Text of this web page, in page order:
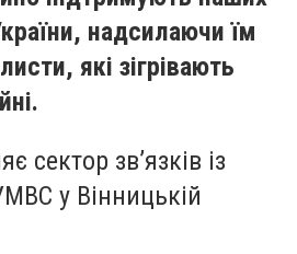
надсилаючи їм
які зігрівають
сектор зв’язків із
у Вінницькій